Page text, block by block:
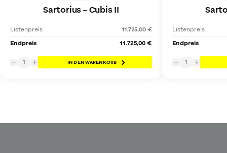
Sartorius–Cubis II
Listenpreis
11.725,00 €
Endpreis
11.725,00 €
− 1 + IN DEN WARENKORB
Listenpreis
Endpreis
− 1 +